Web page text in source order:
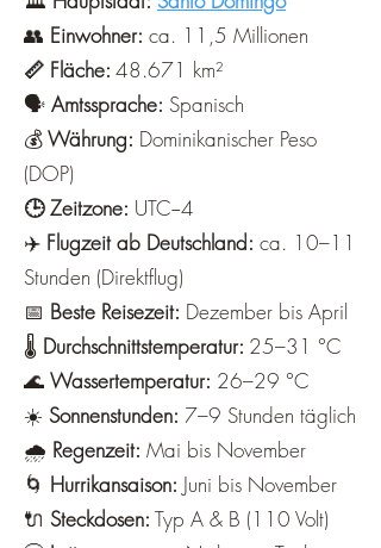
👥 Einwohner: ca. 11,5 Millionen
📏 Fläche: 48.671 km²
🗣️ Amtssprache: Spanisch
💰Währung: Dominikanischer Peso
(DOP)
🕒 Zeitzone: UTC−4
✈️ Flugzeit ab Deutschland: ca. 10–11
Stunden (Direktflug)
📅 Beste Reisezeit: Dezember bis April
🌡️ Durchschnittstemperatur: 25–31 °C
🌊 Wassertemperatur: 26–29 °C
☀️ Sonnenstunden: 7–9 Stunden täglich
🌧️ Regenzeit: Mai bis November
🌀 Hurrikansaison: Juni bis November
🔌 Steckdosen: Typ A & B (110 Volt)